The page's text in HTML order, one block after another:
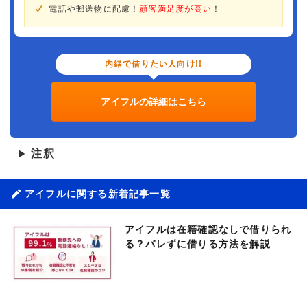
電話や郵送物に配慮！ 顧客満足度が高い ！
内緒で借りたい人向け!!
アイフルの詳細はこちら
▶ 注釈
アイフルに関する新着記事一覧
アイフルは在籍確認なしで借りられ
る？バレずに借りる方法を解説